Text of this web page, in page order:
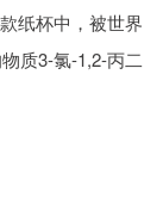
纸杯中，被世界
质3-氯-1,2-丙二